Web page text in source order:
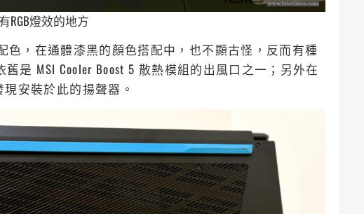
RGB燈效的地方
色，在通體漆黑的顏色搭配中，也不顯古怪，反而有種
是 MSI Cooler Boost 5 散熱模組的出風口之一；另外在
安裝於此的揚聲器。